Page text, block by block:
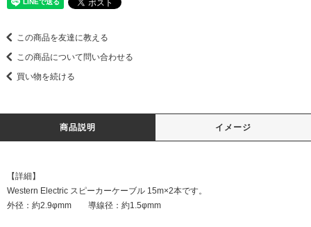
この商品を友達に教える
この商品について問い合わせる
買い物を続ける
商品説明 イメージ
【詳細】
Western Electric スピーカーケーブル 15m×2本です。
外径：約2.9φmm 導線径：約1.5φmm